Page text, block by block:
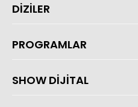
DİZİLER
PROGRAMLAR
SHOW DİJİTAL